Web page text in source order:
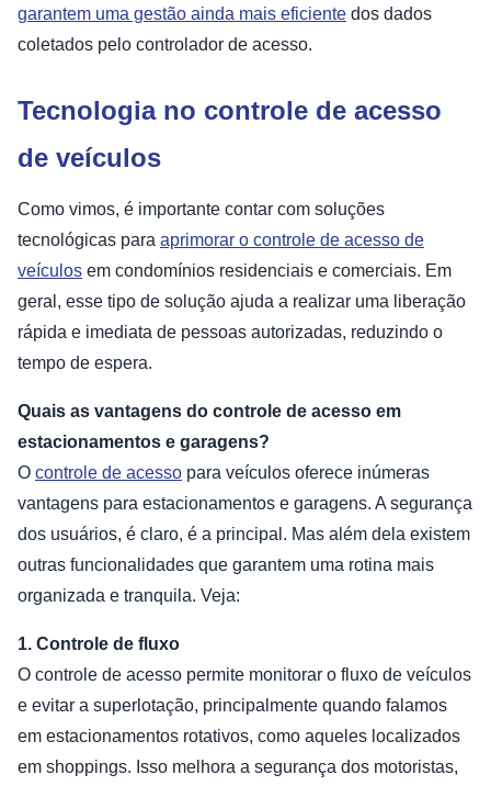
garantem uma gestão ainda mais eficiente dos dados
coletados pelo controlador de acesso.
Tecnologia no controle de acesso
de veículos
Como vimos, é importante contar com soluções
tecnológicas para aprimorar o controle de acesso de
veículos em condomínios residenciais e comerciais. Em
geral, esse tipo de solução ajuda a realizar uma liberação
rápida e imediata de pessoas autorizadas, reduzindo o
tempo de espera.
Quais as vantagens do controle de acesso em
estacionamentos e garagens?
O controle de acesso para veículos oferece inúmeras
vantagens para estacionamentos e garagens. A segurança
dos usuários, é claro, é a principal. Mas além dela existem
outras funcionalidades que garantem uma rotina mais
organizada e tranquila. Veja:
1. Controle de fluxo
O controle de acesso permite monitorar o fluxo de veículos
e evitar a superlotação, principalmente quando falamos
em estacionamentos rotativos, como aqueles localizados
em shoppings. Isso melhora a segurança dos motoristas,